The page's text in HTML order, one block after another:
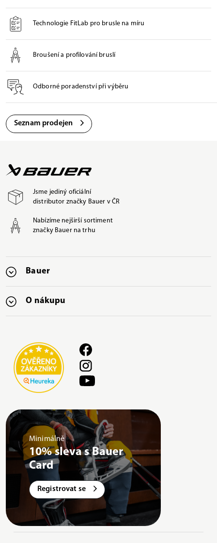
Technologie FitLab pro brusle na míru
Broušení a profilování bruslí
Odborné poradenství při výběru
Seznam prodejen
Jsme jediný oficiální
distributor značky Bauer v ČR
Nabízíme nejširší sortiment
značky Bauer na trhu
Bauer
O nákupu
Minimálně
10% sleva s Bauer
Card
Registrovat se